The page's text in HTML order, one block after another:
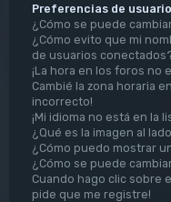
Preferencias de
¿Cómo se puede
¿Cómo evito que mi
de usuarios
¡La hora en los foros no
Cambié la zona horaria
incorrecto!
¡Mi idioma no está en la
¿Qué es la imagen al
¿Cómo puedo mostrar
¿Cómo se puede
Cuando hago clic sobre
pide que me registre!